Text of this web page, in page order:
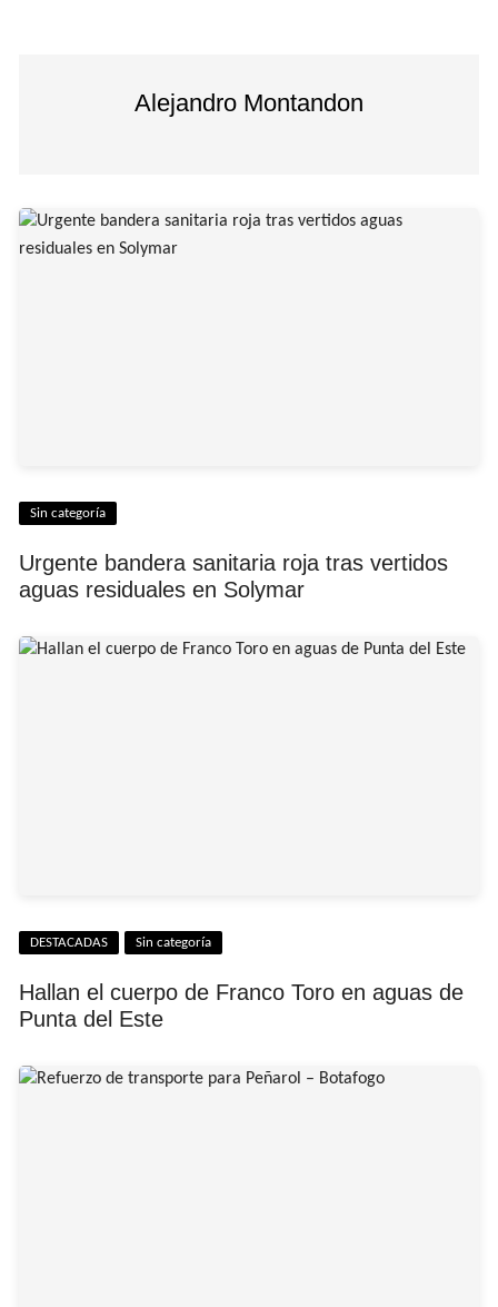
Alejandro Montandon
Sin categoría
Urgente bandera sanitaria roja tras vertidos
aguas residuales en Solymar
DESTACADAS Sin categoría
Hallan el cuerpo de Franco Toro en aguas de
Punta del Este